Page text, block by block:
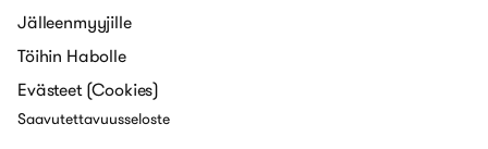
Jälleenmyyjille
Töihin Habolle
Evästeet (Cookies)
Saavutettavuusseloste